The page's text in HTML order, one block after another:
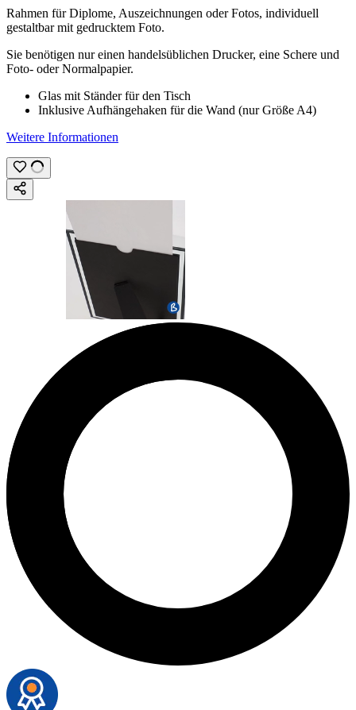
Rahmen für Diplome, Auszeichnungen oder Fotos, individuell
gestaltbar mit gedrucktem Foto.
Sie benötigen nur einen handelsüblichen Drucker, eine Schere und
Foto- oder Normalpapier.
Glas mit Ständer für den Tisch
Inklusive Aufhängehaken für die Wand (nur Größe A4)
Weitere Informationen